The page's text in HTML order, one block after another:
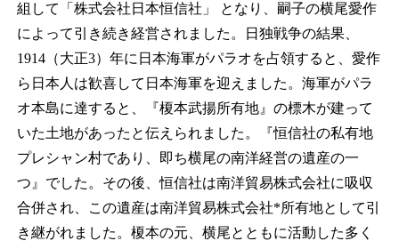
組して「株式会社日本恒信社」 となり、嗣子の横尾愛作
によって引き続き経営されました。日独戦争の結果、
1914（大正3）年に日本海軍がパラオを占領すると、愛作
ら日本人は歓喜して日本海軍を迎えました。海軍がパラ
オ本島に達すると、『榎本武揚所有地』の標木が建って
いた土地があったと伝えられました。『恒信社の私有地
プレシャン村であり、即ち横尾の南洋経営の遺産の一
つ』でした。その後、恒信社は南洋貿易株式会社に吸収
合併され、この遺産は南洋貿易株式会社*所有地として引
き継がれました。榎本の元、横尾とともに活動した多く